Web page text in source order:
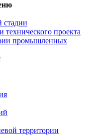
стадии
технического проекта
промышленных
территории